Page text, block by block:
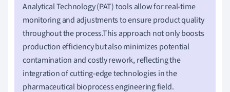
Analytical Technology (PAT) tools allow for real-time
monitoring and adjustments to ensure product quality
throughout the process.This approach not only boosts
production efficiency but also minimizes potential
contamination and costly rework, reflecting the
integration of cutting-edge technologies in the
pharmaceutical bioprocess engineering field.